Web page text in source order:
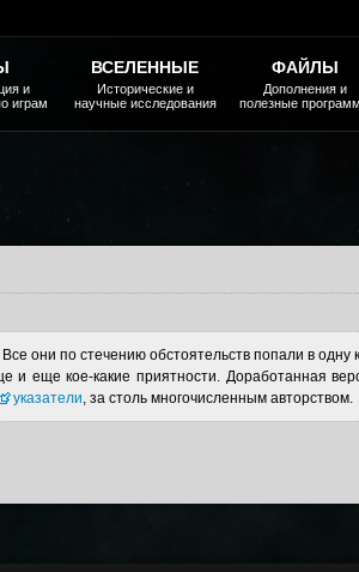
они по стечению обстоятельств попали в
и еще кое-какие приятности. Доработанная
указатели, за столь многочисленным авторством.
и
играм
ВСЕЛЕННЫЕ
Исторические и
научные исследования
ФАЙЛЫ
Дополнения и
полезные